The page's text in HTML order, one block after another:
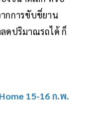
กการขับขี่ยาน
ดปริมาณรถได้ ก็
15-16 ก.พ.